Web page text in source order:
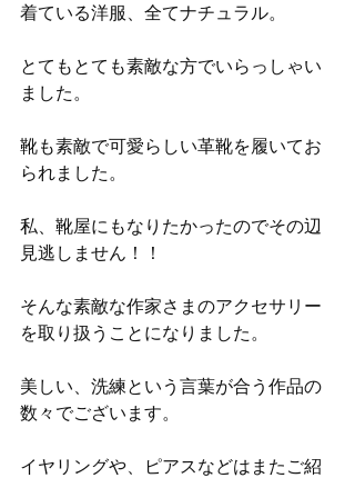
着ている洋服、全てナチュラル。
とてもとても素敵な方でいらっしゃい
ました。
靴も素敵で可愛らしい革靴を履いてお
られました。
私、靴屋にもなりたかったのでその辺
見逃しません！！
そんな素敵な作家さまのアクセサリー
を取り扱うことになりました。
美しい、洗練という言葉が合う作品の
数々でございます。
イヤリングや、ピアスなどはまたご紹